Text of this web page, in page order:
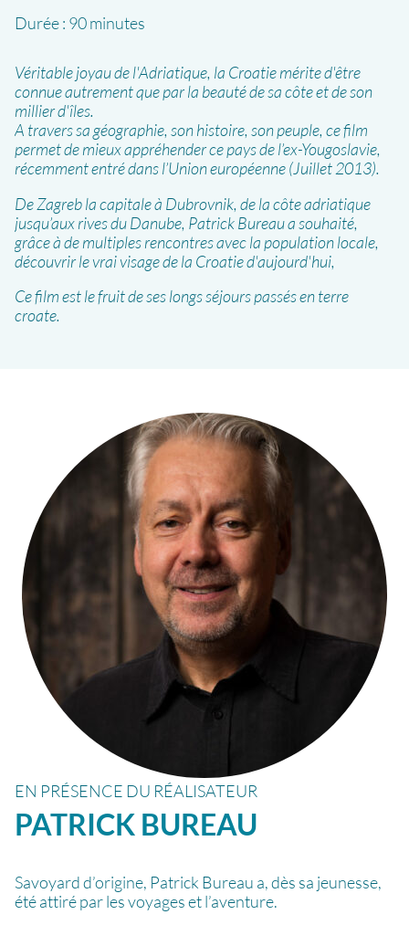
Durée : 90 minutes
Véritable joyau de l'Adriatique, la Croatie mérite d'être
connue autrement que par la beauté de sa côte et de son
millier d'îles.
A travers sa géographie, son histoire, son peuple, ce film
permet de mieux appréhender ce pays de l’ex-Yougoslavie,
récemment entré dans l’Union européenne (Juillet 2013).
De Zagreb la capitale à Dubrovnik, de la côte adriatique
jusqu’aux rives du Danube, Patrick Bureau a souhaité,
grâce à de multiples rencontres avec la population locale,
découvrir le vrai visage de la Croatie d'aujourd'hui,
Ce film est le fruit de ses longs séjours passés en terre
croate.
EN PRÉSENCE DU RÉALISATEUR
PATRICK BUREAU
Savoyard d’origine, Patrick Bureau a, dès sa jeunesse,
été attiré par les voyages et l’aventure.